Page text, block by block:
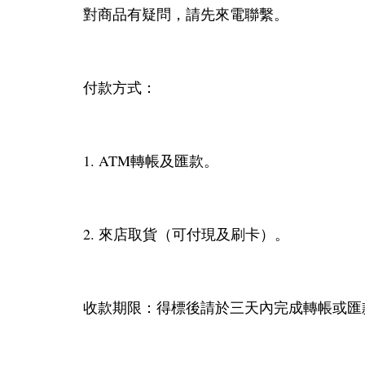
對商品有疑問，請先來電聯繫。
付款方式：
1. ATM轉帳及匯款。
2. 來店取貨（可付現及刷卡）。
收款期限：得標後請於三天內完成轉帳或